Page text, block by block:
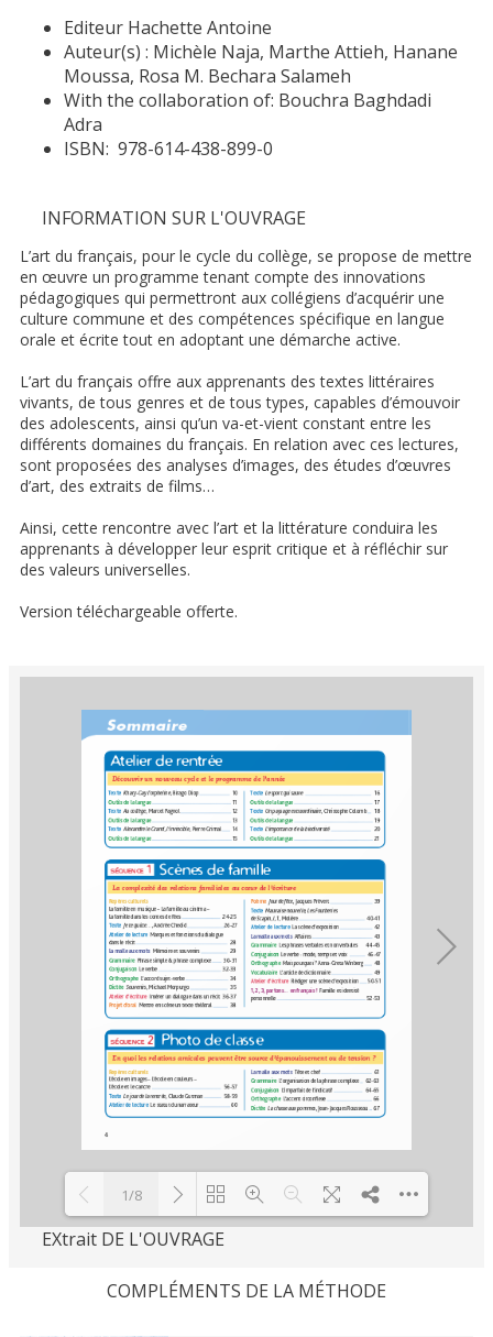
Editeur Hachette Antoine
Auteur(s) : Michèle Naja, Marthe Attieh, Hanane
Moussa, Rosa M. Bechara Salameh
With the collaboration of: Bouchra Baghdadi
Adra
ISBN: 978-614-438-899-0
INFORMATION SUR L'OUVRAGE
L’art du français, pour le cycle du collège, se propose de mettre
en œuvre un programme tenant compte des innovations
pédagogiques qui permettront aux collégiens d’acquérir une
culture commune et des compétences spécifique en langue
orale et écrite tout en adoptant une démarche active.
L’art du français offre aux apprenants des textes littéraires
vivants, de tous genres et de tous types, capables d’émouvoir
des adolescents, ainsi qu’un va-et-vient constant entre les
différents domaines du français. En relation avec ces lectures,
sont proposées des analyses d’images, des études d’œuvres
d’art, des extraits de films…
Ainsi, cette rencontre avec l’art et la littérature conduira les
apprenants à développer leur esprit critique et à réfléchir sur
des valeurs universelles.
Version téléchargeable offerte.
1/8
EXtrait DE L'OUVRAGE
COMPLÉMENTS DE LA MÉTHODE